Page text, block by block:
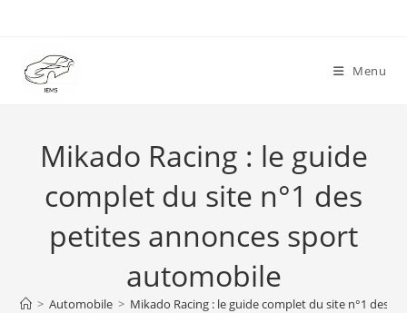
content
Menu
Mikado Racing : le guide
complet du site n°1 des
petites annonces sport
automobile
> Automobile > Mikado Racing : le guide complet du site n°1 des